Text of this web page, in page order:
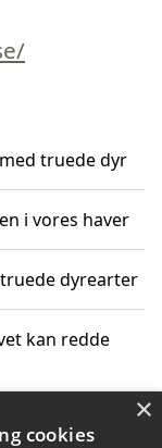
truede dyr
i vores haver
dyrearter
kan redde
bevarelsen
×
cookies